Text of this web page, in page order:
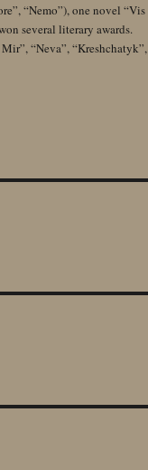
“Nemo”), one novel “Vis
several literary awards.
“Neva”, “Kreshchatyk”,